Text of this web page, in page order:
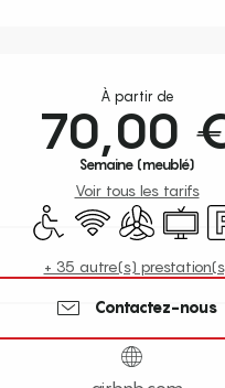
À partir de
70,00
Semaine (meublé)
Voir tous les tarifs
Accès handicapés
WiFi Air
+ 35 autre(s)
Contactez-nous